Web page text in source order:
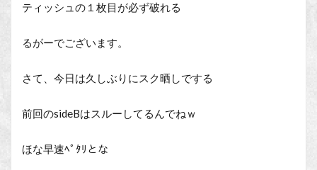
ティッシュの１枚目が必ず破れる
るがーでございます。
さて、今日は久しぶりにスク晒しでする
前回のsideBはスルーしてるんでねｗ
ほな早速ﾍﾟﾀﾘとな